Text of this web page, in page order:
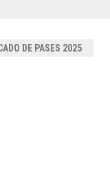
DE PASES 2025